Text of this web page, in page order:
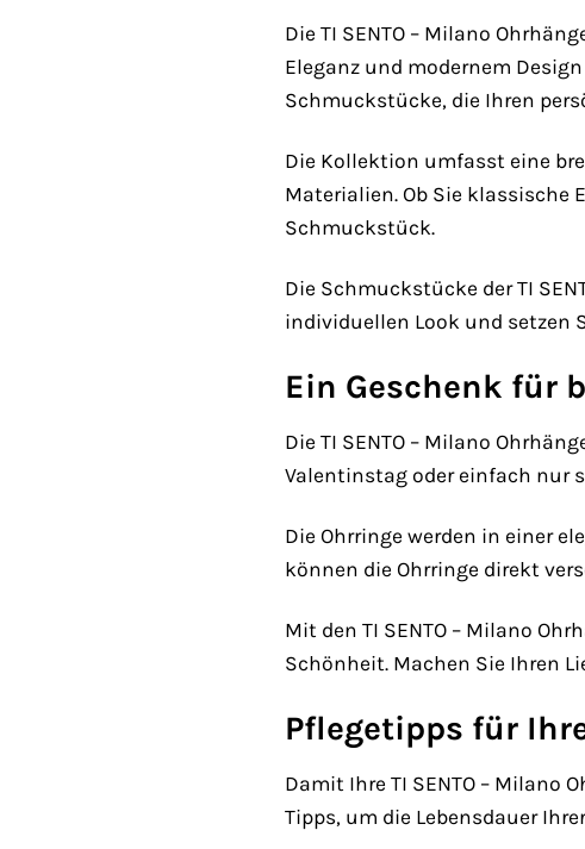
Die TI SENTO – Milano
Eleganz und modernem
Schmuckstücke, die Ihren
Die Kollektion umfasst eine
Materialien. Ob Sie klassische
Schmuckstück.
Die Schmuckstücke der TI
individuellen Look und setzen
Ein Geschenk für
Die TI SENTO – Milano
Valentinstag oder einfach nur
Die Ohrringe werden in einer
können die Ohrringe direkt
Mit den TI SENTO – Milano
Schönheit. Machen Sie Ihren
Pflegetipps für
Damit Ihre TI SENTO – Milano
Tipps, um die Lebensdauer